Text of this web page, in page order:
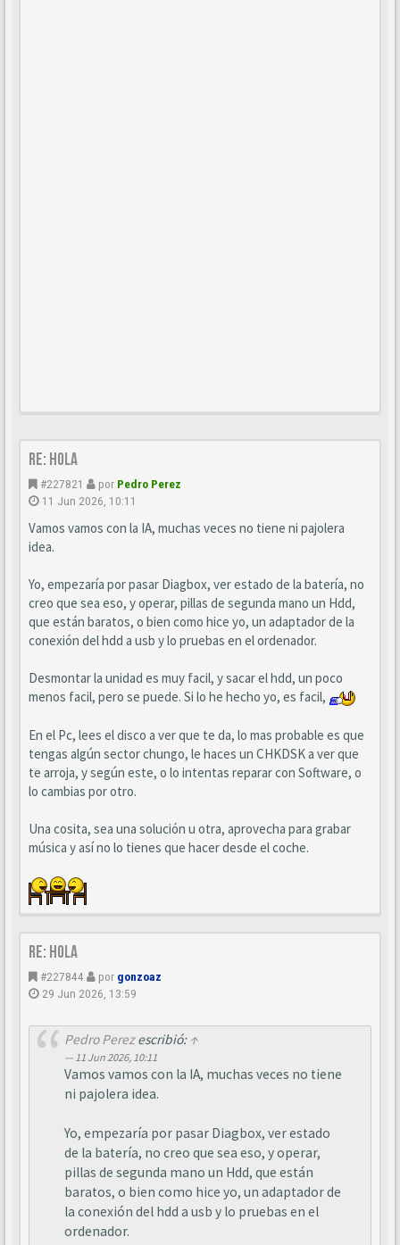
Re: Hola
#227821 por Pedro Perez
11 Jun 2026, 10:11
Vamos vamos con la IA, muchas veces no tiene ni pajolera
idea.
Yo, empezaría por pasar Diagbox, ver estado de la batería, no
creo que sea eso, y operar, pillas de segunda mano un Hdd,
que están baratos, o bien como hice yo, un adaptador de la
conexión del hdd a usb y lo pruebas en el ordenador.
Desmontar la unidad es muy facil, y sacar el hdd, un poco
menos facil, pero se puede. Si lo he hecho yo, es facil,
En el Pc, lees el disco a ver que te da, lo mas probable es que
tengas algún sector chungo, le haces un CHKDSK a ver que
te arroja, y según este, o lo intentas reparar con Software, o
lo cambias por otro.
Una cosita, sea una solución u otra, aprovecha para grabar
música y así no lo tienes que hacer desde el coche.
Re: Hola
#227844 por gonzoaz
29 Jun 2026, 13:59
Pedro Perezescribió: ↑
11 Jun 2026, 10:11
Vamos vamos con la IA, muchas veces no tiene
ni pajolera idea.
Yo, empezaría por pasar Diagbox, ver estado
de la batería, no creo que sea eso, y operar,
pillas de segunda mano un Hdd, que están
baratos, o bien como hice yo, un adaptador de
la conexión del hdd a usb y lo pruebas en el
ordenador.